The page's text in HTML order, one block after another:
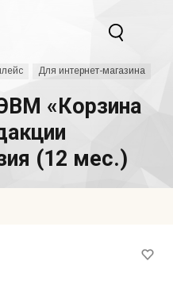
Для интернет-магазина
«Корзина
(12 мес.)